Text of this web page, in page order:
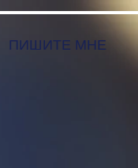
ПИШИТЕ МНЕ